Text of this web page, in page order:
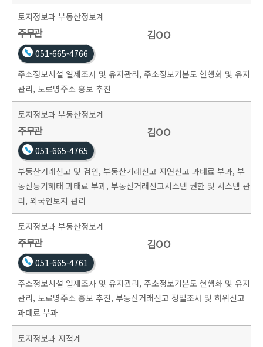
토지정보과 부동산정보계
주무관 김OO
051-665-4766
주소정보시설 일제조사 및 유지관리, 주소정보기본도 현행화 및 유지
관리, 도로명주소 홍보 추진
토지정보과 부동산정보계
주무관 김OO
051-665-4765
부동산거래신고 및 검인, 부동산거래신고 지연신고 과태료 부과, 부
동산등기해태 과태료 부과, 부동산거래신고시스템 권한 및 시스템 관
리, 외국인토지 관리
토지정보과 부동산정보계
주무관 김OO
051-665-4761
주소정보시설 일제조사 및 유지관리, 주소정보기본도 현행화 및 유지
관리, 도로명주소 홍보 추진, 부동산거래신고 정밀조사 및 허위신고
과태료 부과
토지정보과 지적계